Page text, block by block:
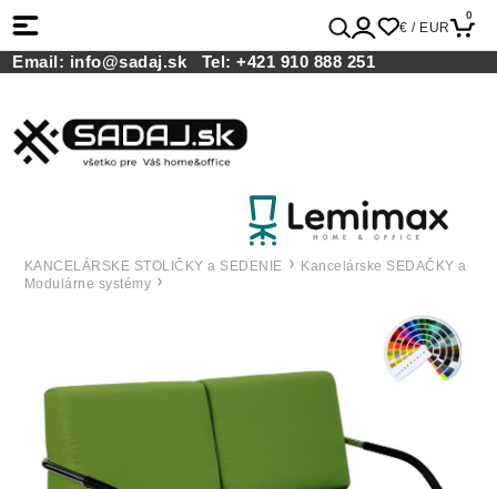
€ / EUR
0
Email: info@sadaj.sk Tel:+421 910 888 251
KANCELÁRSKE STOLIČKY a SEDENIE
Kancelárske SEDAČKY a
Modulárne systémy